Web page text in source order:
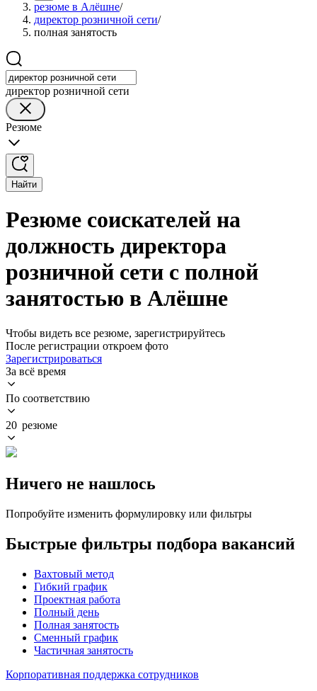
резюме в Алёшне/
директор розничной сети/
полная занятость
директор розничной сети
Резюме
Найти
Резюме соискателей на
должность директора
розничной сети с полной
занятостью в Алёшне
Чтобы видеть все резюме, зарегистрируйтесь
После регистрации откроем фото
Зарегистрироваться
За всё время
По соответствию
20 резюме
Ничего не нашлось
Попробуйте изменить формулировку или фильтры
Быстрые фильтры подбора вакансий
Вахтовый метод
Гибкий график
Проектная работа
Полный день
Полная занятость
Сменный график
Частичная занятость
Корпоративная поддержка сотрудников